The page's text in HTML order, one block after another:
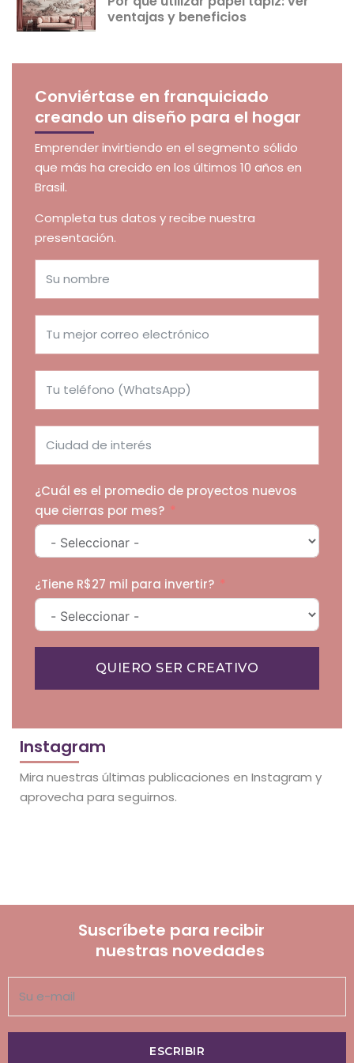
Conviértase en franquiciado
creando un diseño para el hogar
Emprender invirtiendo en el segmento sólido
que más ha crecido en los últimos 10 años en
Brasil.
Completa tus datos y recibe nuestra
presentación.
¿Cuál es el promedio de proyectos nuevos
que cierras por mes?
¿Tiene R$27 mil para invertir?
QUIERO SER CREATIVO
Instagram
Mira nuestras últimas publicaciones en Instagram y
aprovecha para seguirnos.
ventajas y beneficios
Suscríbete para recibir
nuestras novedades
ESCRIBIR